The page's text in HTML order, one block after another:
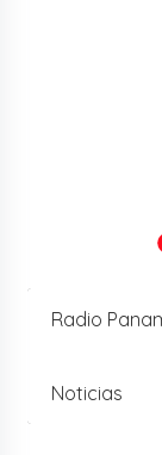
Radio
Noticias